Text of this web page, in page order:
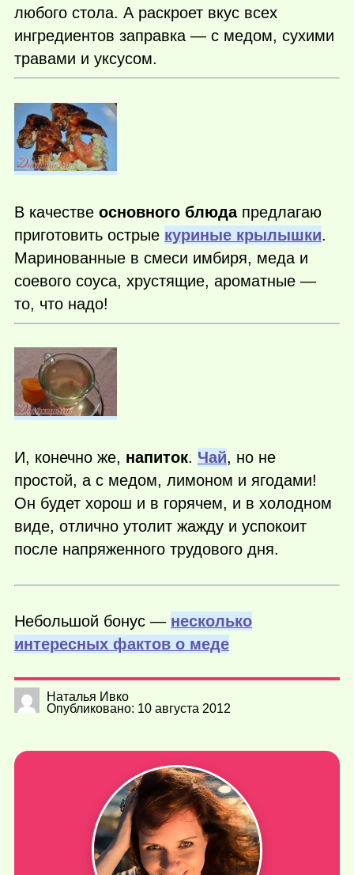
любого стола. А раскроет вкус всех
ингредиентов заправка — с медом, сухими
травами и уксусом.
В качестве основного блюдапредлагаю
приготовить острые куриные крылышки.
Маринованные в смеси имбиря, меда и
соевого соуса, хрустящие, ароматные —
то, что надо!
И, конечно же, напиток. Чай, но не
простой, а с медом, лимоном и ягодами!
Он будет хорош и в горячем, и в холодном
виде, отлично утолит жажду и успокоит
после напряженного трудового дня.
Небольшой бонус — несколько
интересных фактов о меде
Наталья Ивко
Опубликовано: 10 августа 2012